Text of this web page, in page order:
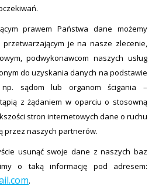
prawem Państwa dane możemy
je na nasze zlecenie,
podwykonawcom naszych usług
do uzyskania danych na podstawie
np. sądom lub organom ścigania –
z żądaniem w oparciu o stosowną
stron internetowych dane o ruchu
przez naszych partnerów.
usunąć swoje dane z naszych baz
o taką informację pod adresem:
.